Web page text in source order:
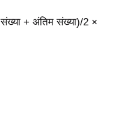
+ अंतिम संख्या)/2 ×